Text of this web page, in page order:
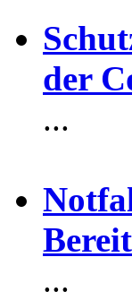
der
...
...